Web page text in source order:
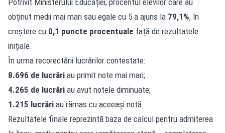
obținut medii mai mari sau egale cu 5 a ajuns la 79,1%, în
creștere cu 0,1 puncte procentuale față de rezultatele
inițiale.
În urma recorectării lucrărilor contestate:
8.696 de lucrări au primit note mai mari;
4.265 de lucrări au avut notele diminuate;
1.215 lucrări au rămas cu aceeași notă.
Rezultatele finale reprezintă baza de calcul pentru admiterea